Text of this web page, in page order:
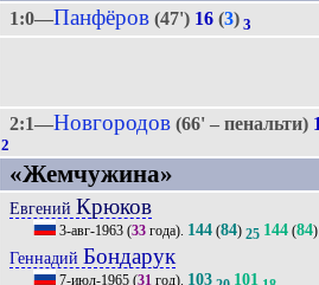
1:0—Панфёров(47') 16(3) 3
2:1—Новгородов(66' – пенальти)
2
«Жемчужина»
Евгений Крюков
3-авг-1963(33года). 144(84) 25 144(84)
Геннадий Бондарук
7-июл-1965(31год). 103 101